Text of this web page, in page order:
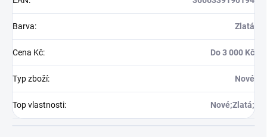
Barva: Zlatá
Cena Kč: Do 3 000 Kč
Typ zboží: Nové
Top vlastnosti: Nové;Zlatá;